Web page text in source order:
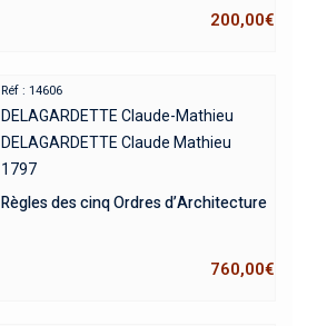
200,00€
Réf : 14606
DELAGARDETTE Claude-Mathieu
DELAGARDETTE Claude Mathieu
1797
Règles des cinq Ordres d’Architecture
760,00€